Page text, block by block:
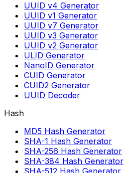
UUID v4 Generator
UUID v1 Generator
UUID v7 Generator
UUID v3 Generator
UUID v2 Generator
ULID Generator
NanoID Generator
CUID Generator
CUID2 Generator
UUID Decoder
Hash
MD5 Hash Generator
SHA-1 Hash Generator
SHA-256 Hash Generator
SHA-384 Hash Generator